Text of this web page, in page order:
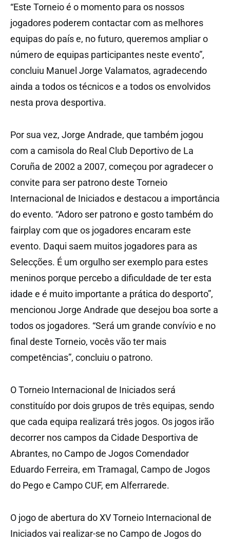
“Este Torneio é o momento para os nossos
jogadores poderem contactar com as melhores
equipas do país e, no futuro, queremos ampliar o
número de equipas participantes neste evento”,
concluiu Manuel Jorge Valamatos, agradecendo
ainda a todos os técnicos e a todos os envolvidos
nesta prova desportiva.
Por sua vez, Jorge Andrade, que também jogou
com a camisola do Real Club Deportivo de La
Coruña de 2002 a 2007, começou por agradecer o
convite para ser patrono deste Torneio
Internacional de Iniciados e destacou a importância
do evento. “Adoro ser patrono e gosto também do
fairplay com que os jogadores encaram este
evento. Daqui saem muitos jogadores para as
Selecções. É um orgulho ser exemplo para estes
meninos porque percebo a dificuldade de ter esta
idade e é muito importante a prática do desporto”,
mencionou Jorge Andrade que desejou boa sorte a
todos os jogadores. “Será um grande convívio e no
final deste Torneio, vocês vão ter mais
competências”, concluiu o patrono.
O Torneio Internacional de Iniciados será
constituído por dois grupos de três equipas, sendo
que cada equipa realizará três jogos. Os jogos irão
decorrer nos campos da Cidade Desportiva de
Abrantes, no Campo de Jogos Comendador
Eduardo Ferreira, em Tramagal, Campo de Jogos
do Pego e Campo CUF, em Alferrarede.
O jogo de abertura do XV Torneio Internacional de
Iniciados vai realizar-se no Campo de Jogos do